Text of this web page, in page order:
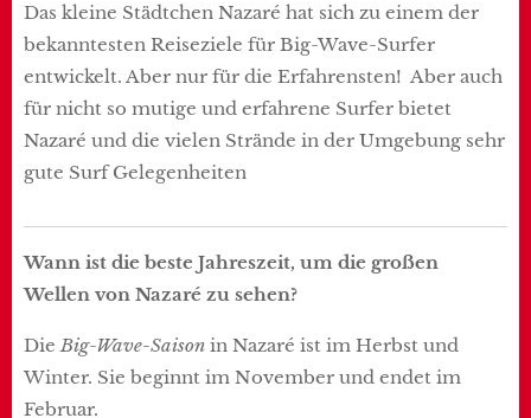
Das kleine Städtchen Nazaré hat sich zu einem der
bekanntesten Reiseziele für Big-Wave-Surfer
entwickelt. Aber nur für die Erfahrensten! Aber auch
für nicht so mutige und erfahrene Surfer bietet
Nazaré und die vielen Strände in der Umgebung sehr
gute Surf Gelegenheiten
Wann ist die beste Jahreszeit, um die großen
Wellen von Nazaré zu sehen?
Die Big-Wave-Saison in Nazaré ist im Herbst und
Winter. Sie beginnt im November und endet im
Februar.